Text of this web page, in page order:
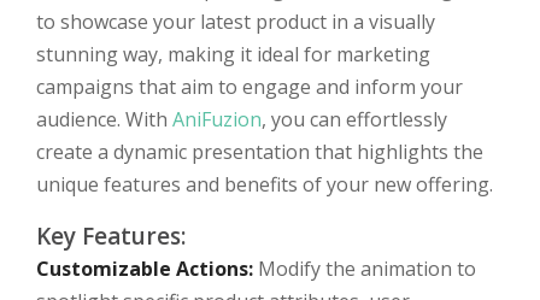
to showcase your latest product in a visually
stunning way, making it ideal for marketing
campaigns that aim to engage and inform your
audience. With AniFuzion, you can effortlessly
create a dynamic presentation that highlights the
unique features and benefits of your new offering.
Key Features:
Customizable Actions: Modify the animation to